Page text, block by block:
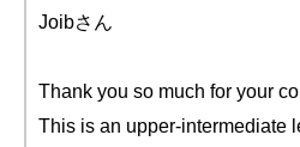
Joibさん
Thank you so much for your
This is an upper-intermediate